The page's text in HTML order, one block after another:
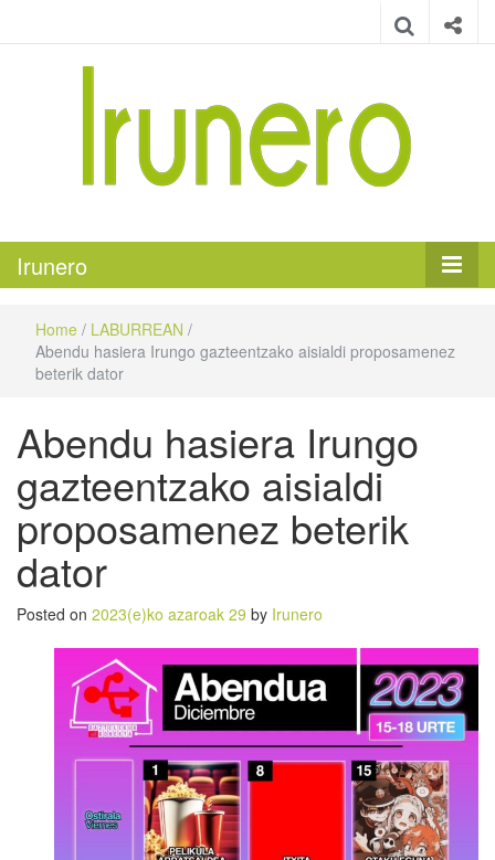
Irunero
Home / LABURREAN /
Abendu hasiera Irungo gazteentzako aisialdi proposamenez
beterik dator
Abendu hasiera Irungo
gazteentzako aisialdi
proposamenez beterik
dator
Posted on 2023(e)ko azaroak 29 by Irunero